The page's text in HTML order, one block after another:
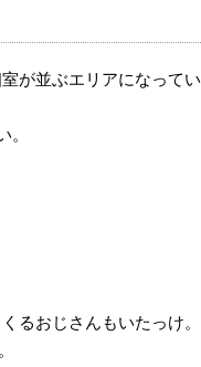
が並ぶエリアになってい
。
るおじさんもいたっけ。